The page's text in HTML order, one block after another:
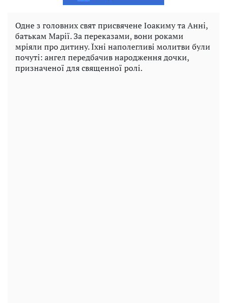
Одне з головних свят присвячене Іоакиму та Анні,
батькам Марії. За переказами, вони роками
мріяли про дитину. Їхні наполегливі молитви були
почуті: ангел передбачив народження дочки,
призначеної для священної ролі.